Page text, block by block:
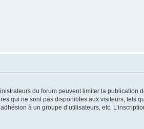
du forum peuvent limiter la
qui ne sont pas disponibles aux visiteurs, tels
à un groupe d’utilisateurs, etc.